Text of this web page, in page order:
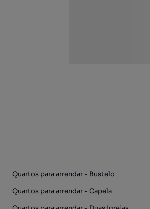
Quartos para arrendar - Bustelo
Quartos para arrendar - Capela